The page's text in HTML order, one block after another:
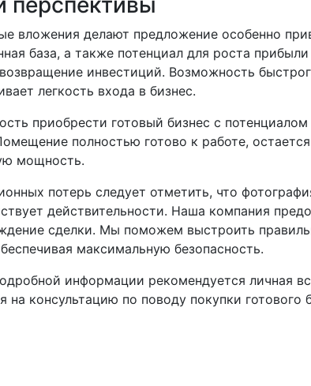
вложения делают предложение особенно
база, а также потенциал для роста
инвестиций. Возможность
легкость входа в бизнес.
приобрести готовый бизнес с потенциалом
полностью готово к работе,
мощность.
потерь следует отметить, что
действительности. Наша компания
сделки. Мы поможем выстроить
максимальную безопасность.
информации рекомендуется личная
на консультацию по поводу покупки готового